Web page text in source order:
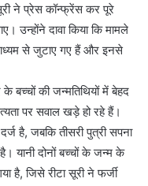
ने प्रेस कॉन्फ्रेंस कर पूरे
उन्होंने दावा किया कि मामले
से जुटाए गए हैं और इनसे
बच्चों की जन्मतिथियों में बेहद
पर सवाल खड़े हो रहे हैं।
है, जबकि तीसरी पुत्री सपना
यानी दोनों बच्चों के जन्म के
है, जिसे रीटा सूरी ने फर्जी